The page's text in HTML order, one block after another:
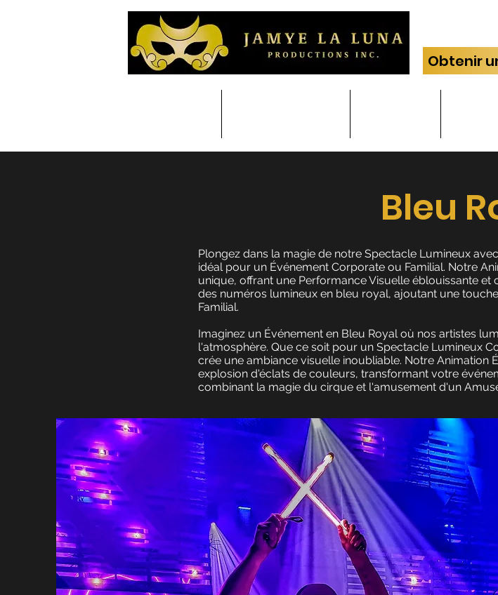
Obtenir
Bleu
Plongez dans la magie de notre Spectacle Lumineux
idéal pour un Événement Corporate ou Familial. Notre
unique, offrant une Performance Visuelle éblouissante
des numéros lumineux en bleu royal, ajoutant une
Familial.
Imaginez un Événement en Bleu Royal où nos artistes
l'atmosphère. Que ce soit pour un Spectacle Lumineux
crée une ambiance visuelle inoubliable. Notre Animation
explosion d'éclats de couleurs, transformant votre
combinant la magie du cirque et l'amusement d'un